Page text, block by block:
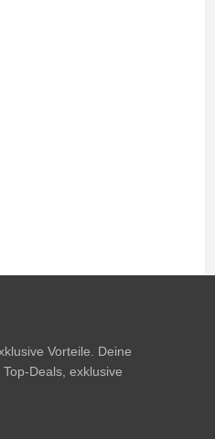
Vorteile. Deine
Deals, exklusive